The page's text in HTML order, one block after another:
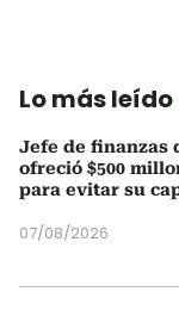
Lo más leído
Jefe de finanzas
ofreció $500
para evitar su
07/08/2026